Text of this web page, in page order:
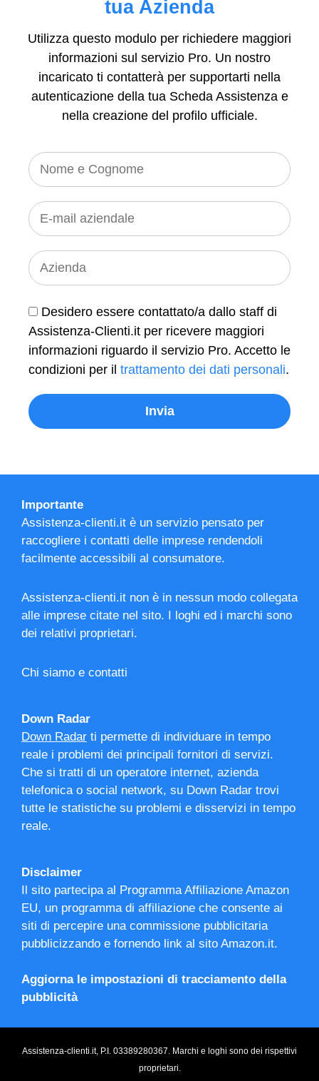
tua Azienda
Utilizza questo modulo per richiedere maggiori
informazioni sul servizio Pro. Un nostro
incaricato ti contatterà per supportarti nella
autenticazione della tua Scheda Assistenza e
nella creazione del profilo ufficiale.
Desidero essere contattato/a dallo staff di
Assistenza-Clienti.it per ricevere maggiori
informazioni riguardo il servizio Pro. Accetto le
condizioni per il trattamento dei dati personali.
Importante
Assistenza-clienti.it è un servizio pensato per
raccogliere i contatti delle imprese rendendoli
facilmente accessibili al consumatore.
Assistenza-clienti.it non è in nessun modo collegata
alle imprese citate nel sito. I loghi ed i marchi sono
dei relativi proprietari.
Chi siamo e contatti
Down Radar
Down Radar ti permette di individuare in tempo
reale i problemi dei principali fornitori di servizi.
Che si tratti di un operatore internet, azienda
telefonica o social network, su Down Radar trovi
tutte le statistiche su problemi e disservizi in tempo
reale.
Disclaimer
Il sito partecipa al Programma Affiliazione Amazon
EU, un programma di affiliazione che consente ai
siti di percepire una commissione pubblicitaria
pubblicizzando e fornendo link al sito Amazon.it.
Aggiorna le impostazioni di tracciamento della
pubblicità
Assistenza-clienti.it, P.I. 03389280367. Marchi e loghi sono dei rispettivi
proprietari.